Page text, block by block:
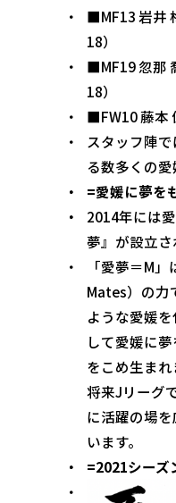
■MF13 岩井
18）
■MF19 忽那
18）
■FW10 藤本
スタッフ陣
る数多くの愛
=愛媛に夢を
2014年には
夢』が設立さ
「愛夢＝M
Mates）の力
ような愛媛
して愛媛に
をこめ生ま
将来Jリーグ
に活躍の場
います。
=2021シーズ